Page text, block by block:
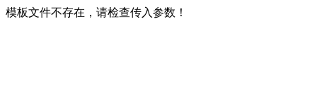
模板文件不存在，请检查传入参数！